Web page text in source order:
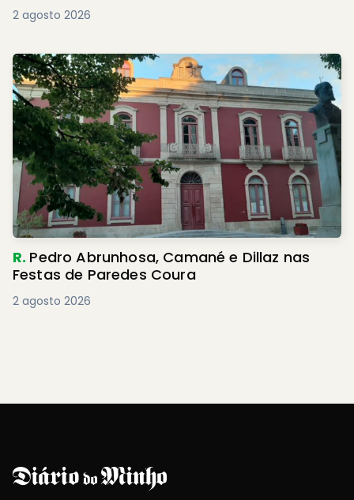
2 agosto 2026
R. Pedro Abrunhosa, Camané e Dillaz nas
Festas de Paredes Coura
2 agosto 2026